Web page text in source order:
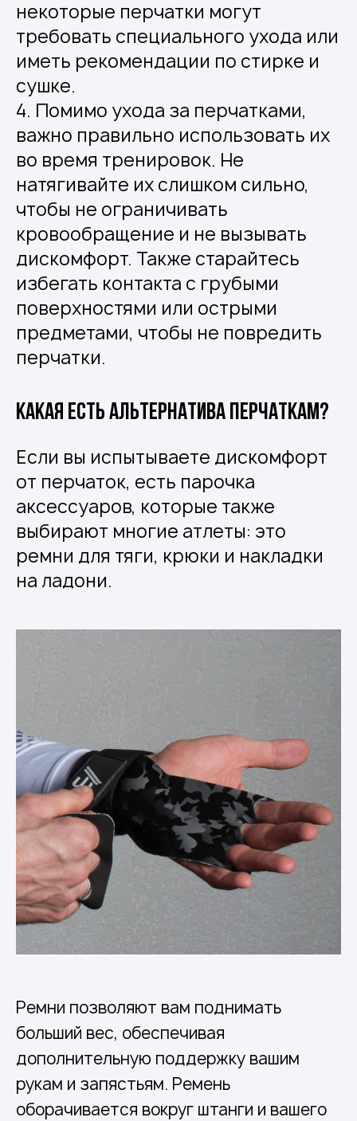
некоторые перчатки могут
требовать специального ухода или
иметь рекомендации по стирке и
сушке.
4. Помимо ухода за перчатками,
важно правильно использовать их
во время тренировок. Не
натягивайте их слишком сильно,
чтобы не ограничивать
кровообращение и не вызывать
дискомфорт. Также старайтесь
избегать контакта с грубыми
поверхностями или острыми
предметами, чтобы не повредить
перчатки.
Какая есть альтернатива перчаткам?
Если вы испытываете дискомфорт
от перчаток, есть парочка
аксессуаров, которые также
выбирают многие атлеты: это
ремни для тяги, крюки и накладки
на ладони.
Ремни позволяют вам поднимать
больший вес, обеспечивая
дополнительную поддержку вашим
рукам и запястьям. Ремень
оборачивается вокруг штанги и вашего